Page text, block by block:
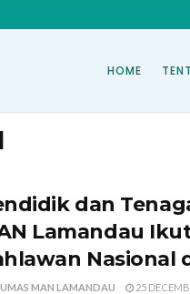
HOME
dan
Lamandau
Nasional
MAN LAMANDAU 25